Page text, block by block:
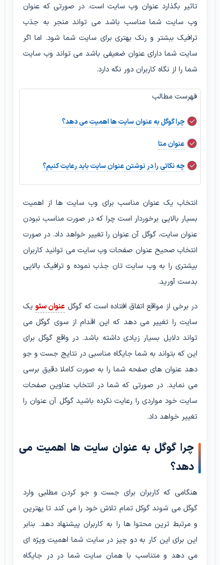
تاثیر بگذارد عنوان وب سایت است. در صورتی که عنوان
وب سایت شما مناسب باشد می تواند منجر به جذب
ترافیک ببشتر و رنک بهتری برای سایت شما شود. اما اگر
سایت شما دارای عنوان ضعیفی باشد می تواند وب سایت
شما را از نگاه کاربران دور نگه دارد.
فهرست مطالب
چرا گوگل به عنوان سایت ها اهمیت می دهد؟
عنوان متا
چه نکاتی را در نوشتن عنوان سایت باید رعایت کنیم؟
انتخاب یک عنوان مناسب برای وب سایت ها از اهمیت
بسیار بالایی برخوردار است چرا که در صورت مناسب نبودن
عنوان سایت، گوگل آن عنوان را تغییر خواهد داد. در صورت
انتخاب صحیح عنوان صفحات وب سایت می توانید کاربران
بیشتری را به وب سایت تان جذب نموده و ترافیک بالایی
بدست آورید.
در برخی از مواقع اتفاق افتاده است که گوگل عنوان سئویک
سایت را تغییر می دهد که این اقدام از سوی گوگل می
تواند دلایل بسیار زیادی داشته باشد. در واقع گوگل برای
این که بتواند به شما جایگاه مناسبی در نتایج جست و جو
دهد عنوان های صفحه شما را به صورت کاملا دقیق برسی
می نماید. در صورتی که شما در انتخاب عناوین صفحات
سایت خود مواردی را رعایت نکرده باشید گوگل آن عنوان را
تغییر خواهد داد.
چرا گوگل به عنوان سایت ها اهمیت می
دهد؟
هنگامی که کاربران برای جست و جو کردن مطلبی وارد
گوگل می شوند گوکل تمام تلاش خود را می کند تا بهترین
و مرتبط ترین محتوا ها را به کاربران پیشنهاد دهد. بنابر
این برای این کار به دو چیز در سایت شما اهمیت ویژه ای
می دهد و متناسب با همان سایت شما در در جایگاه